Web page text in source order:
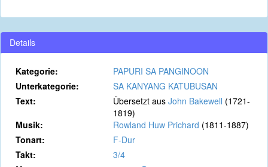
Details
Kategorie:
PAPURI SA PANGINOON
Unterkategorie:
SA KANYANG KATUBUSAN
Text:
Übersetzt aus John Bakewell (1721-
1819)
Musik:
Rowland Huw Prichard (1811-1887)
Tonart:
F-Dur
Takt:
3/4